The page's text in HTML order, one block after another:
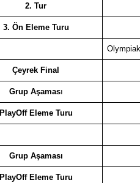
2. Tur
3. Ön Eleme Turu
Çeyrek Final
Grup Aşaması
PlayOff Eleme Turu
Grup Aşaması
PlayOff Eleme Turu